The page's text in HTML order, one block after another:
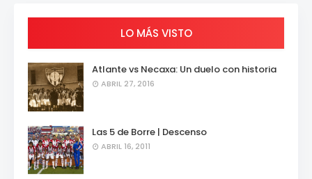
LO MÁS VISTO
Atlante vs Necaxa: Un duelo con historia
ABRIL 27, 2016
Las 5 de Borre | Descenso
ABRIL 16, 2011